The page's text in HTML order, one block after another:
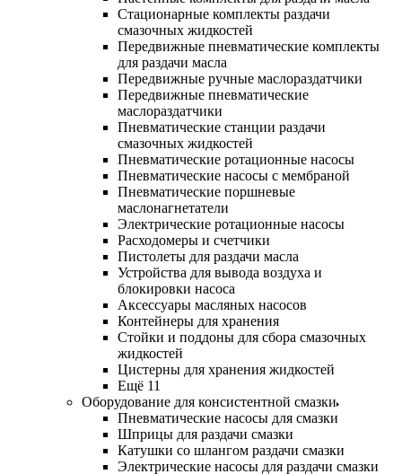
Стационарные комплекты раздачи
смазочных жидкостей
Передвижные пневматические комплекты
для раздачи масла
Передвижные ручные маслораздатчики
Передвижные пневматические
маслораздатчики
Пневматические станции раздачи
смазочных жидкостей
Пневматические ротационные насосы
Пневматические насосы с мембраной
Пневматические поршневые
маслонагнетатели
Электрические ротационные насосы
Расходомеры и счетчики
Пистолеты для раздачи масла
Устройства для вывода воздуха и
блокировки насоса
Аксессуары масляных насосов
Контейнеры для хранения
Стойки и поддоны для сбора смазочных
жидкостей
Цистерны для хранения жидкостей
Ещё 11
Оборудование для консистентной смазки
Пневматические насосы для смазки
Шприцы для раздачи смазки
Катушки со шлангом раздачи смазки
Электрические насосы для раздачи смазки